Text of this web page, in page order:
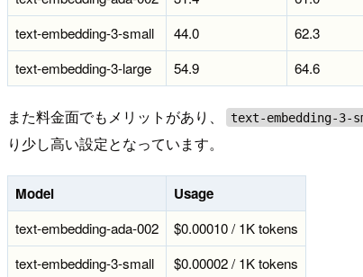
text-embedding-3-small
44.0
62.3
text-embedding-3-large
54.9 64.6
また料金面でもメリットがあり、 text-embedding-3-
り少し高い設定となっています。
Model Usage
text-embedding-ada-002
$0.00010 / 1K tokens
text-embedding-3-small
$0.00002 / 1K tokens